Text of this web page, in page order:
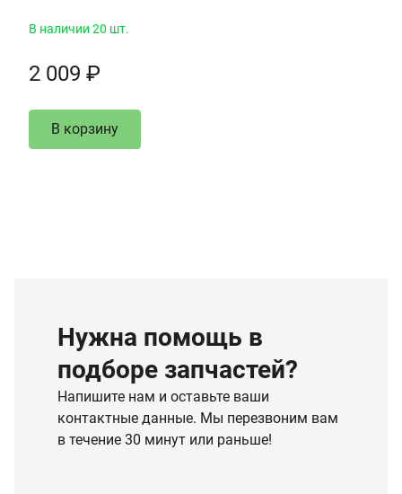
В наличии 20 шт.
2 009 ₽
В корзину
Нужна помощь в
подборе запчастей?
Напишите нам и оставьте ваши
контактные данные. Мы перезвоним вам
в течение 30 минут или раньше!